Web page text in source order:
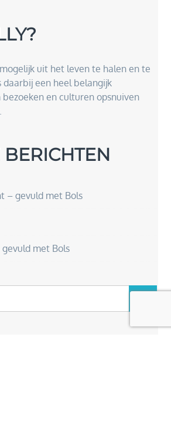
uit het leven te halen en te
daarbij een heel belangijk
en culturen opsnuiven
BERICHTEN
– gevuld met Bols
met Bols